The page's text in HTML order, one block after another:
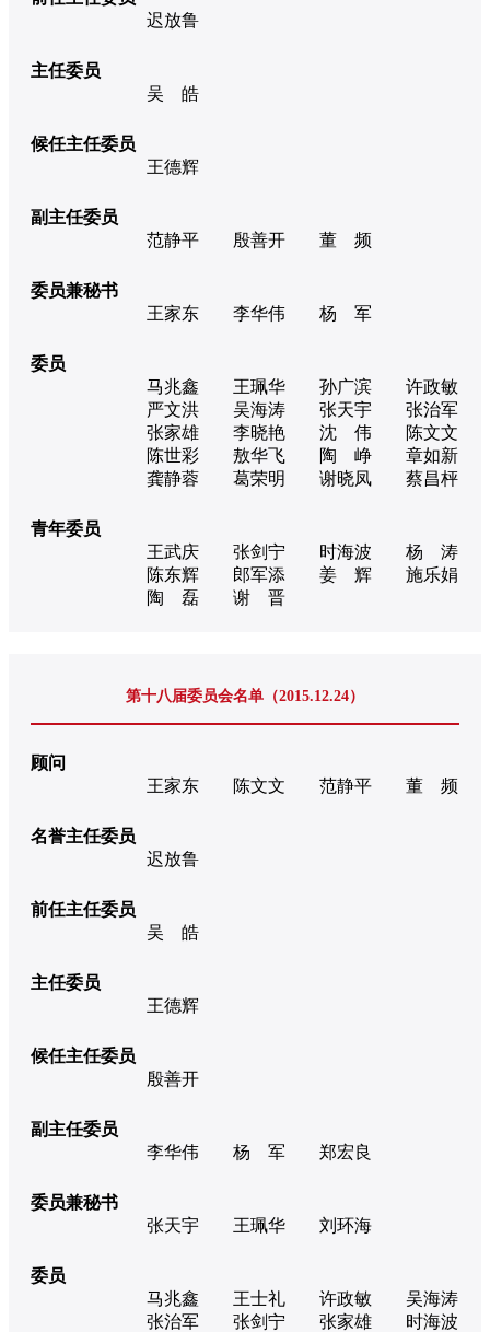
迟放鲁
主任委员
吴 皓
候任主任委员
王德辉
副主任委员
范静平
殷善开 董 频
委员兼秘书
王家东
李华伟 杨 军
委员
马兆鑫
王珮华 孙广滨
许政敏
严文洪
吴海涛 张天宇
张治军
张家雄
李晓艳 沈 伟
陈文文
陈世彩
敖华飞 陶 峥
章如新
龚静蓉
葛荣明 谢晓凤 蔡昌枰
青年委员
王武庆
张剑宁 时海波
杨 涛
陈东辉
郎军添 姜 辉
施乐娟
陶 磊
谢 晋
第十八届委员会名单（2015.12.24）
顾问
王家东
陈文文 范静平 董 频
名誉主任委员
迟放鲁
前任主任委员
吴 皓
主任委员
王德辉
候任主任委员
殷善开
副主任委员
李华伟
杨 军 郑宏良
委员兼秘书
张天宇
王珮华 刘环海
委员
马兆鑫
王士礼 许政敏
吴海涛
张治军
张剑宁 张家雄
时海波